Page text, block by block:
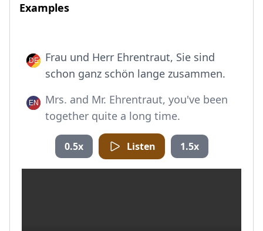
Examples
Frau und Herr Ehrentraut, Sie sind
schon ganz schön lange zusammen.
Mrs. and Mr. Ehrentraut, you've been
together quite a long time.
0.5x Listen 1.5x